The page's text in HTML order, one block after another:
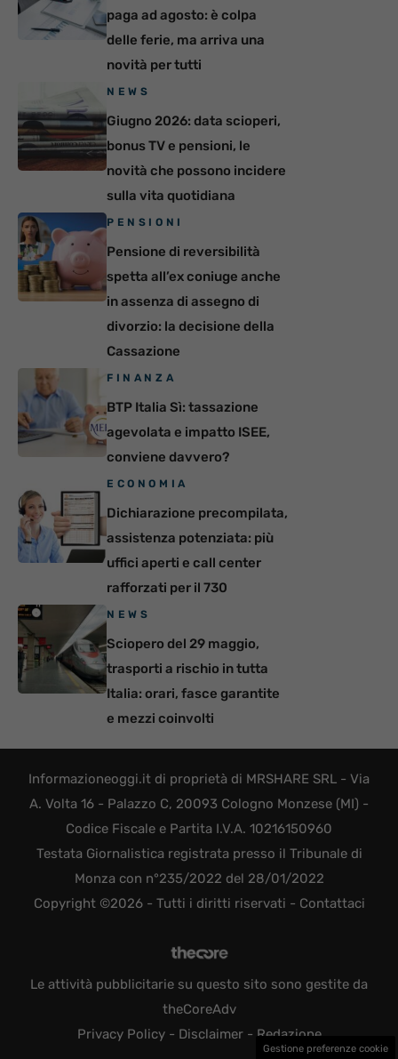
paga ad agosto: è colpa
delle ferie, ma arriva una
novità per tutti
NEWS
Giugno 2026: data scioperi,
bonus TV e pensioni, le
novità che possono incidere
sulla vita quotidiana
PENSIONI
Pensione di reversibilità
spetta all’ex coniuge anche
in assenza di assegno di
divorzio: la decisione della
Cassazione
FINANZA
BTP Italia Sì: tassazione
agevolata e impatto ISEE,
conviene davvero?
ECONOMIA
Dichiarazione precompilata,
assistenza potenziata: più
uffici aperti e call center
rafforzati per il 730
NEWS
Sciopero del 29 maggio,
trasporti a rischio in tutta
Italia: orari, fasce garantite
e mezzi coinvolti
Informazioneoggi.it di proprietà di MRSHARE SRL - Via
A. Volta 16 - Palazzo C, 20093 Cologno Monzese (MI) -
Codice Fiscale e Partita I.V.A. 10216150960
Testata Giornalistica registrata presso il Tribunale di
Monza con n°235/2022 del 28/01/2022
Copyright ©2026 - Tutti i diritti riservati - Contattaci
Le attività pubblicitarie su questo sito sono gestite da
theCoreAdv
Privacy Policy- Disclaimer- Redazione
Gestione preferenze cookie